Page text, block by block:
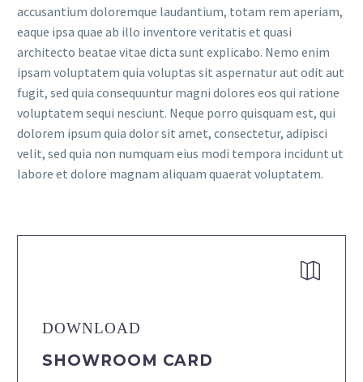
accusantium doloremque laudantium, totam rem aperiam,
eaque ipsa quae ab illo inventore veritatis et quasi
architecto beatae vitae dicta sunt explicabo. Nemo enim
ipsam voluptatem quia voluptas sit aspernatur aut odit aut
fugit, sed quia consequuntur magni dolores eos qui ratione
voluptatem sequi nesciunt. Neque porro quisquam est, qui
dolorem ipsum quia dolor sit amet, consectetur, adipisci
velit, sed quia non numquam eius modi tempora incidunt ut
labore et dolore magnam aliquam quaerat voluptatem.


DOWNLOAD
SHOWROOM CARD